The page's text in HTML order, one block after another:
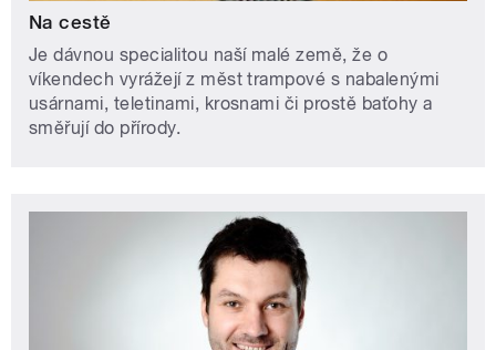
Na cestě
Je dávnou specialitou naší malé země, že o
víkendech vyrážejí z měst trampové s nabalenými
usárnami, teletinami, krosnami či prostě baťohy a
směřují do přírody.